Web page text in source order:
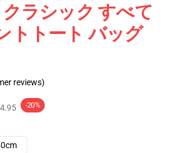
ラシック すべて
トトート バッグ
reviews)
-20%